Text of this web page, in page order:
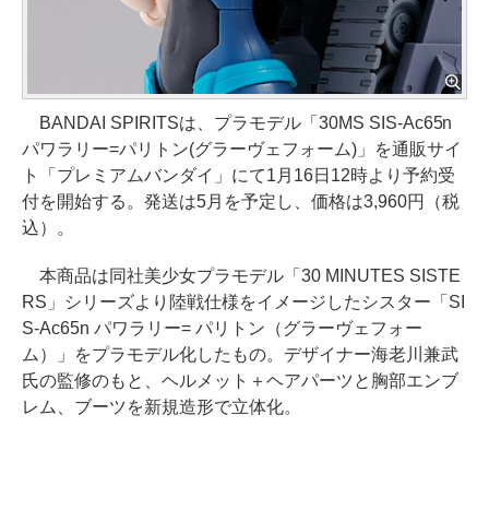
BANDAI SPIRITSは、プラモデル「30MS SIS-Ac65n
パワラリー=パリトン(グラーヴェフォーム)」を通販サイ
ト「プレミアムバンダイ」にて1月16日12時より予約受
付を開始する。発送は5月を予定し、価格は3,960円（税
込）。
本商品は同社美少女プラモデル「30 MINUTES SISTE
RS」シリーズより陸戦仕様をイメージしたシスター「SI
S-Ac65n パワラリー= パリトン（グラーヴェフォー
ム）」をプラモデル化したもの。デザイナー海老川兼武
氏の監修のもと、ヘルメット＋ヘアパーツと胸部エンブ
レム、ブーツを新規造形で立体化。